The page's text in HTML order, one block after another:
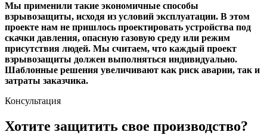
Мы применили такие экономичные способы
взрывозащиты, исходя из условий эксплуатации. В этом
проекте нам не пришлось проектировать устройства под
скачки давления, опасную газовую среду или режим
присутствия людей. Мы считаем, что каждый проект
взрывозащиты должен выполняться индивидуально.
Шаблонные решения увеличивают как риск аварии, так и
затраты заказчика.
Консультация
Хотите защитить свое производство?